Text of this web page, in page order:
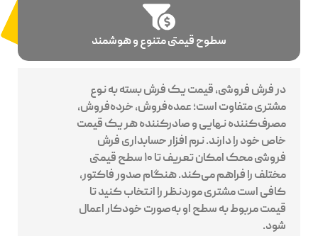
سطوح قیمتی متنوع و هوشمند
در فرش فروشی، قیمت یک فرش بسته به نوع
مشتری متفاوت است؛ عمده‌فروش، خرده‌فروش،
مصرف‌کننده نهایی و صادرکننده هر یک قیمت
خاص خود را دارند. نرم افزار حسابداری فرش
فروشی محک امکان تعریف تا ۱۰ سطح قیمتی
مختلف را فراهم می‌کند. هنگام صدور فاکتور،
کافی است مشتری موردنظر را انتخاب کنید تا
قیمت مربوط به سطح او به‌صورت خودکار اعمال
شود.